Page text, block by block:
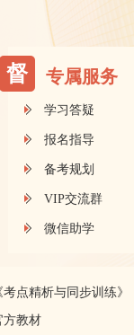
督 专属服务
学习答疑
报名指导
备考规划
VIP交流群
微信助学
点精析与同步训练》
方教材